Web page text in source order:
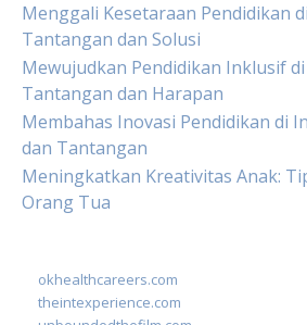
Menggali Kesetaraan Pendidikan
Tantangan dan Solusi
Mewujudkan Pendidikan Inklusif
Tantangan dan Harapan
Membahas Inovasi Pendidikan di
dan Tantangan
Meningkatkan Kreativitas Anak:
Orang Tua
okhealthcareers.com
theintexperience.com